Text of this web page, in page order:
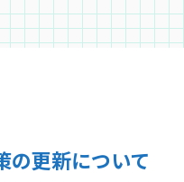
の更新について